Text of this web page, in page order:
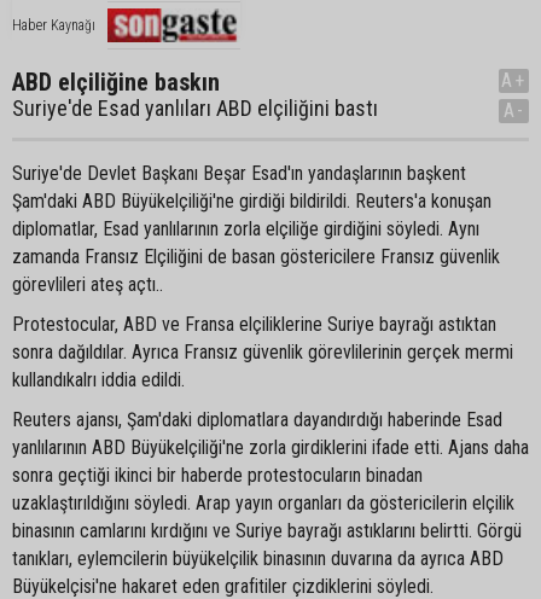
Haber Kaynağı
ABD elçiliğine baskın
Suriye'de Esad yanlıları ABD elçiliğini bastı
A+
A-
Suriye'de Devlet Başkanı Beşar Esad'ın yandaşlarının başkent
Şam'daki ABD Büyükelçiliği'ne girdiği bildirildi. Reuters'a konuşan
diplomatlar, Esad yanlılarının zorla elçiliğe girdiğini söyledi. Aynı
zamanda Fransız Elçiliğini de basan göstericilere Fransız güvenlik
görevlileri ateş açtı..
Protestocular, ABD ve Fransa elçiliklerine Suriye bayrağı astıktan
sonra dağıldılar. Ayrıca Fransız güvenlik görevlilerinin gerçek mermi
kullandıkalrı iddia edildi.
Reuters ajansı, Şam'daki diplomatlara dayandırdığı haberinde Esad
yanlılarının ABD Büyükelçiliği'ne zorla girdiklerini ifade etti. Ajans daha
sonra geçtiği ikinci bir haberde protestocuların binadan
uzaklaştırıldığını söyledi. Arap yayın organları da göstericilerin elçilik
binasının camlarını kırdığını ve Suriye bayrağı astıklarını belirtti. Görgü
tanıkları, eylemcilerin büyükelçilik binasının duvarına da ayrıca ABD
Büyükelçisi'ne hakaret eden grafitiler çizdiklerini söyledi.